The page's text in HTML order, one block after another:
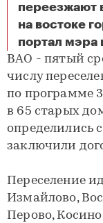
переезжают
на востоке
портал мэра
ВАО - пятый
числу
по программе
в 65 старых
определились
заключили
Переселение
Измайлово,
Перово,